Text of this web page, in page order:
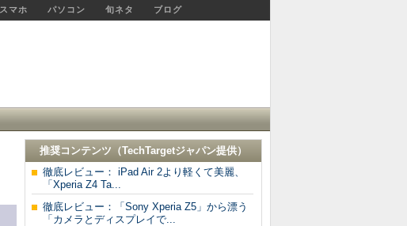
スマホ パソコン 旬ネタ ブログ
推奨コンテンツ（TechTargetジャパン提供）
徹底レビュー： iPad Air 2より軽くて美麗、
「Xperia Z4 Ta...
徹底レビュー：「Sony Xperia Z5」から漂う
「カメラとディスプレイで...